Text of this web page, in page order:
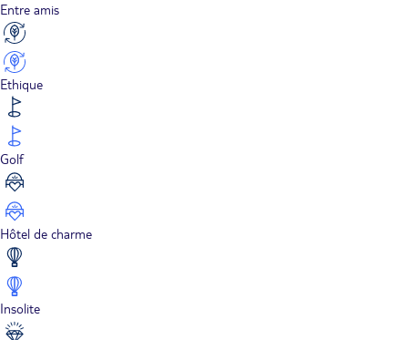
Entre amis
Ethique
Golf
Hôtel de charme
Insolite